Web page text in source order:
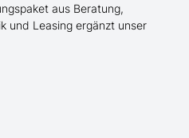
aus Beratung,
und Leasing ergänzt unser